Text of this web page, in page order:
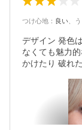
つけ心地 ： 良い
デザイン 発色
なくても魅力
かけたり 破れ